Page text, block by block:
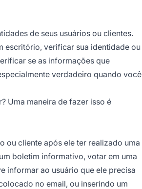
de seus usuários ou clientes.
escritório, verificar sua identidade ou
se as informações que
verdadeiro quando você
Uma maneira de fazer isso é
ou cliente após ele ter realizado uma
boletim informativo, votar em uma
informar ao usuário que ele precisa
no email, ou inserindo um